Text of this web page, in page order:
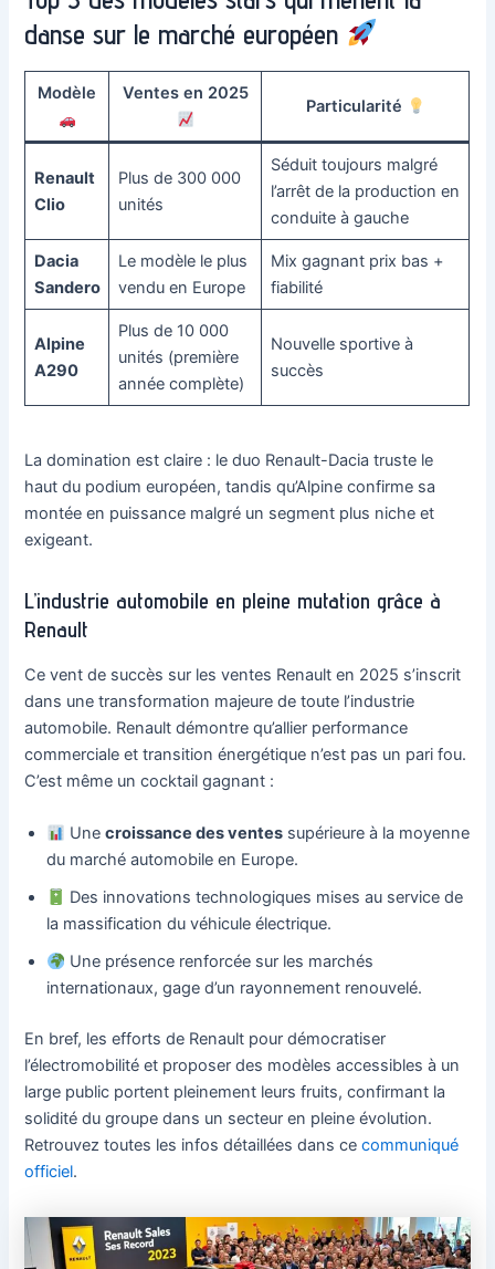
danse sur le marché européen
Modèle Ventes en 2025
Particularité
Renault
Clio
Plus de 300 000
unités
Séduit toujours malgré
l’arrêt de la production en
conduite à gauche
Dacia
Sandero
Le modèle le plus
vendu en Europe
Mix gagnant prix bas +
fiabilité
Alpine
A290
Plus de 10 000
unités (première
année complète)
Nouvelle sportive à
succès
La domination est claire : le duo Renault-Dacia truste le
haut du podium européen, tandis qu’Alpine confirme sa
montée en puissance malgré un segment plus niche et
exigeant.
L’industrie automobile en pleine mutation grâce à
Renault
Ce vent de succès sur les ventes Renault en 2025 s’inscrit
dans une transformation majeure de toute l’industrie
automobile. Renault démontre qu’allier performance
commerciale et transition énergétique n’est pas un pari fou.
C’est même un cocktail gagnant :
Unecroissance des ventes supérieure à la moyenne
du marché automobile en Europe.
Des innovations technologiques mises au service de
la massification du véhicule électrique.
Une présence renforcée sur les marchés
internationaux, gage d’un rayonnement renouvelé.
En bref, les efforts de Renault pour démocratiser
l’électromobilité et proposer des modèles accessibles à un
large public portent pleinement leurs fruits, confirmant la
solidité du groupe dans un secteur en pleine évolution.
Retrouvez toutes les infos détaillées dans cecommuniqué
officiel.